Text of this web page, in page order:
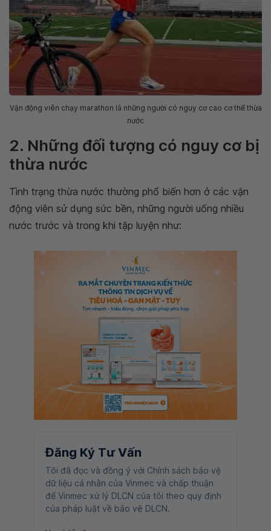
Vận động viên chạy marathon là những người có nguy cơ cao cơ thể thừa
nước
2. Những đối tượng có nguy cơ bị
thừa nước
Tình trạng thừa nước thường phổ biến hơn ở các vận
động viên sử dụng sức bền, những người uống nhiều
nước trước và trong khi tập luyện như:
Đăng Ký Tư Vấn
Tôi đã đọc và đồng ý với Chính sách bảo vệ
dữ liệu cá nhân của Vinmec và chấp thuận
để Vinmec xử lý DLCN của tôi theo quy định
của pháp luật về bảo vệ DLCN.